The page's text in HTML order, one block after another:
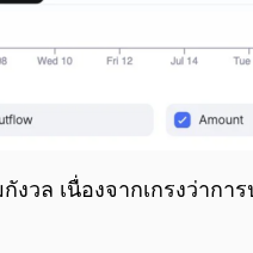
ล เนื่องจากเกรงว่ากา